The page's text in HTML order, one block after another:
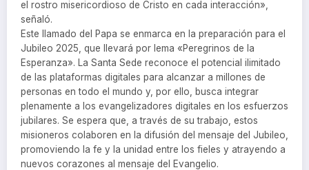
el rostro misericordioso de Cristo en cada interacción»,
señaló.
Este llamado del Papa se enmarca en la preparación para el
Jubileo 2025, que llevará por lema «Peregrinos de la
Esperanza». La Santa Sede reconoce el potencial ilimitado
de las plataformas digitales para alcanzar a millones de
personas en todo el mundo y, por ello, busca integrar
plenamente a los evangelizadores digitales en los esfuerzos
jubilares. Se espera que, a través de su trabajo, estos
misioneros colaboren en la difusión del mensaje del Jubileo,
promoviendo la fe y la unidad entre los fieles y atrayendo a
nuevos corazones al mensaje del Evangelio.